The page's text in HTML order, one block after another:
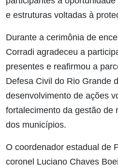
e estruturas voltadas à
Durante a cerimônia de
Corradi agradeceu a
presentes e reafirmou a
Defesa Civil do Rio Grande
desenvolvimento de ações
fortalecimento da gestão de
dos municípios.
O coordenador estadual de
coronel Luciano Chaves